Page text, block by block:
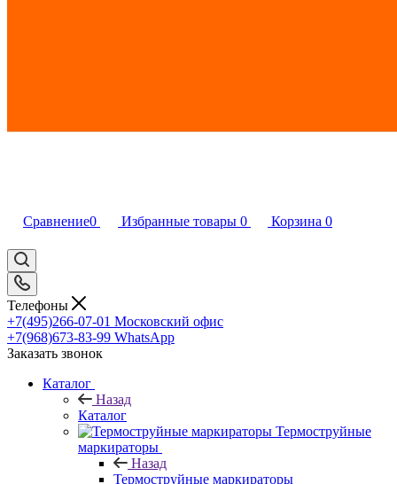
Сравнение0 Избранные товары 0 Корзина 0
Телефоны
+7(495)266-07-01 Московский офис
+7(968)673-83-99 WhatsApp
Заказать звонок
Каталог
Назад
Каталог
Термоструйные
маркираторы
Назад
Термоструйные маркираторы